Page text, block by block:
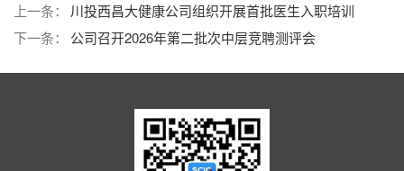
上一条：
川投西昌大健康公司组织开展首批医生入职培训
下一条：
公司召开2026年第二批次中层竞聘测评会